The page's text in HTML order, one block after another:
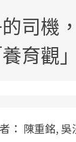
司機
育觀
： 陳重銘, 吳